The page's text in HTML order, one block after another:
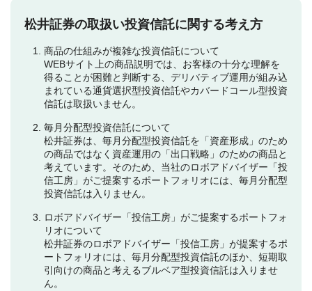
松井証券の取扱い投資信託に関する考え方
商品の仕組みが複雑な投資信託について
WEBサイト上の商品説明では、お客様の十分な理解を
得ることが困難と判断する、デリバティブ運用が組み込
まれている通貨選択型投資信託やカバードコール型投資
信託は取扱いません。
毎月分配型投資信託について
松井証券は、毎月分配型投資信託を「資産形成」のため
の商品ではなく資産運用の「出口戦略」のための商品と
考えています。そのため、当社のロボアドバイザー「投
信工房」がご提案するポートフォリオには、毎月分配型
投資信託は入りません。
ロボアドバイザー「投信工房」がご提案するポートフォ
リオについて
松井証券のロボアドバイザー「投信工房」が提案するポ
ートフォリオには、毎月分配型投資信託のほか、短期取
引向けの商品と考えるブルベア型投資信託は入りませ
ん。